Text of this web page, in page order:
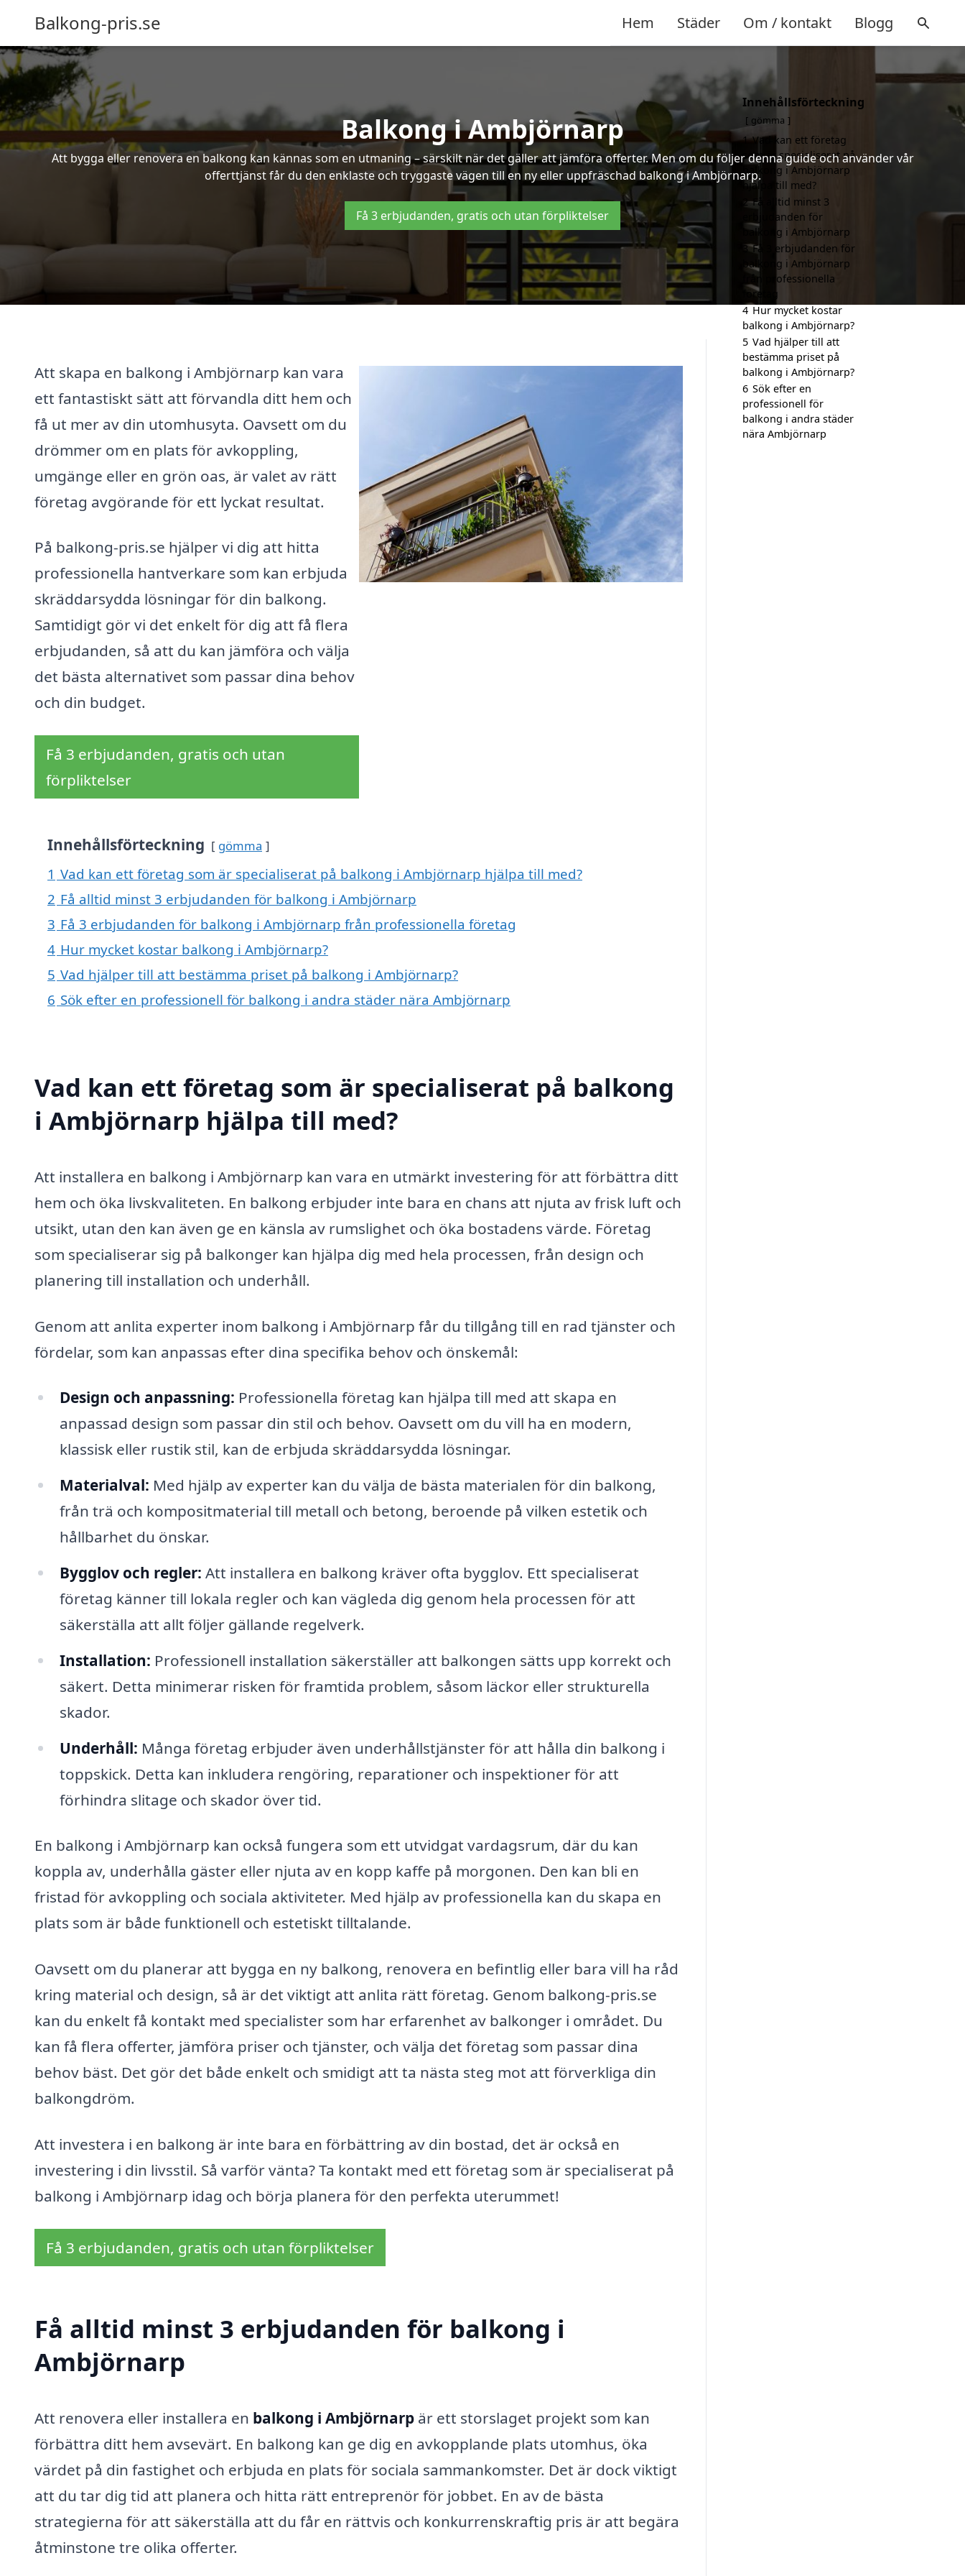
Balkong-pris.se Hem Städer Om / kontakt Blogg
Balkong i Ambjörnarp
Att bygga eller renovera en balkong kan kännas som en utmaning – särskilt när det gäller att jämföra offerter. Men om du följer denna guide och använder vår
offerttjänst får du den enklaste och tryggaste vägen till en ny eller uppfräschad balkong i Ambjörnarp.
Få 3 erbjudanden, gratis och utan förpliktelser
Att skapa en balkong i Ambjörnarp kan vara
ett fantastiskt sätt att förvandla ditt hem och
få ut mer av din utomhusyta. Oavsett om du
drömmer om en plats för avkoppling,
umgänge eller en grön oas, är valet av rätt
företag avgörande för ett lyckat resultat.
På balkong-pris.se hjälper vi dig att hitta
professionella hantverkare som kan erbjuda
skräddarsydda lösningar för din balkong.
Samtidigt gör vi det enkelt för dig att få flera
erbjudanden, så att du kan jämföra och välja
det bästa alternativet som passar dina behov
och din budget.
Få 3 erbjudanden, gratis och utan
förpliktelser
Innehållsförteckning gömma
1 Vad kan ett företag som är specialiserat på balkong i Ambjörnarp hjälpa till med?
2 Få alltid minst 3 erbjudanden för balkong i Ambjörnarp
3 Få 3 erbjudanden för balkong i Ambjörnarp från professionella företag
4 Hur mycket kostar balkong i Ambjörnarp?
5 Vad hjälper till att bestämma priset på balkong i Ambjörnarp?
6 Sök efter en professionell för balkong i andra städer nära Ambjörnarp
Vad kan ett företag som är specialiserat på balkong
i Ambjörnarp hjälpa till med?
Att installera en balkong i Ambjörnarp kan vara en utmärkt investering för att förbättra ditt
hem och öka livskvaliteten. En balkong erbjuder inte bara en chans att njuta av frisk luft och
utsikt, utan den kan även ge en känsla av rumslighet och öka bostadens värde. Företag
som specialiserar sig på balkonger kan hjälpa dig med hela processen, från design och
planering till installation och underhåll.
Genom att anlita experter inom balkong i Ambjörnarp får du tillgång till en rad tjänster och
fördelar, som kan anpassas efter dina specifika behov och önskemål:
Design och anpassning: Professionella företag kan hjälpa till med att skapa en
anpassad design som passar din stil och behov. Oavsett om du vill ha en modern,
klassisk eller rustik stil, kan de erbjuda skräddarsydda lösningar.
Materialval: Med hjälp av experter kan du välja de bästa materialen för din balkong,
från trä och kompositmaterial till metall och betong, beroende på vilken estetik och
hållbarhet du önskar.
Bygglov och regler: Att installera en balkong kräver ofta bygglov. Ett specialiserat
företag känner till lokala regler och kan vägleda dig genom hela processen för att
säkerställa att allt följer gällande regelverk.
Installation: Professionell installation säkerställer att balkongen sätts upp korrekt och
säkert. Detta minimerar risken för framtida problem, såsom läckor eller strukturella
skador.
Underhåll: Många företag erbjuder även underhållstjänster för att hålla din balkong i
toppskick. Detta kan inkludera rengöring, reparationer och inspektioner för att
förhindra slitage och skador över tid.
En balkong i Ambjörnarp kan också fungera som ett utvidgat vardagsrum, där du kan
koppla av, underhålla gäster eller njuta av en kopp kaffe på morgonen. Den kan bli en
fristad för avkoppling och sociala aktiviteter. Med hjälp av professionella kan du skapa en
plats som är både funktionell och estetiskt tilltalande.
Oavsett om du planerar att bygga en ny balkong, renovera en befintlig eller bara vill ha råd
kring material och design, så är det viktigt att anlita rätt företag. Genom balkong-pris.se
kan du enkelt få kontakt med specialister som har erfarenhet av balkonger i området. Du
kan få flera offerter, jämföra priser och tjänster, och välja det företag som passar dina
behov bäst. Det gör det både enkelt och smidigt att ta nästa steg mot att förverkliga din
balkongdröm.
Att investera i en balkong är inte bara en förbättring av din bostad, det är också en
investering i din livsstil. Så varför vänta? Ta kontakt med ett företag som är specialiserat på
balkong i Ambjörnarp idag och börja planera för den perfekta uterummet!
Få 3 erbjudanden, gratis och utan förpliktelser
Få alltid minst 3 erbjudanden för balkong i
Ambjörnarp
Att renovera eller installera en balkong i Ambjörnarp är ett storslaget projekt som kan
förbättra ditt hem avsevärt. En balkong kan ge dig en avkopplande plats utomhus, öka
värdet på din fastighet och erbjuda en plats för sociala sammankomster. Det är dock viktigt
att du tar dig tid att planera och hitta rätt entreprenör för jobbet. En av de bästa
strategierna för att säkerställa att du får en rättvis och konkurrenskraftig pris är att begära
åtminstone tre olika offerter.
Innehållsförteckning
gömma
1 Vad kan ett företag
som är specialiserat på
balkong i Ambjörnarp
hjälpa till med?
2 Få alltid minst 3
erbjudanden för
balkong i Ambjörnarp
3 Få 3 erbjudanden för
balkong i Ambjörnarp
från professionella
företag
4 Hur mycket kostar
balkong i Ambjörnarp?
5 Vad hjälper till att
bestämma priset på
balkong i Ambjörnarp?
6 Sök efter en
professionell för
balkong i andra städer
nära Ambjörnarp